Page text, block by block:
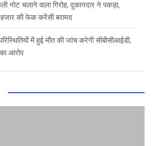
नोट चलाने वाला गिरोह, दुकानदार ने पकड़ा,
की फेक करेंसी बरामद
में हुई मौत की जांच करेगी सीबीसीआईडी,
आरोप